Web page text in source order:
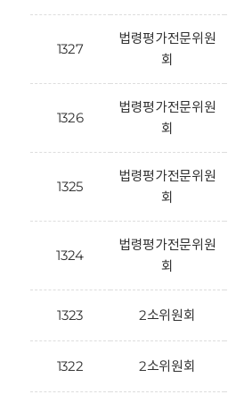
1327
법령평가전문위원
회
1326
법령평가전문위원
회
1325
법령평가전문위원
회
1324
법령평가전문위원
회
1323 2소위원회
1322 2소위원회